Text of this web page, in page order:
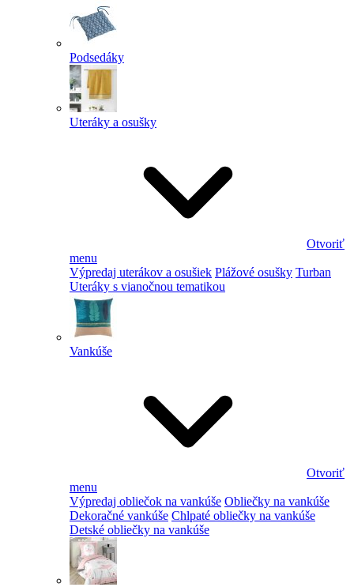
Podsedáky
Uteráky a osušky
Otvoriť
menu
Výpredaj uterákov a osušiek Plážové osušky Turban
Uteráky s vianočnou tematikou
Vankúše
Otvoriť
menu
Výpredaj obliečok na vankúše Obliečky na vankúše
Dekoračné vankúše Chlpaté obliečky na vankúše
Detské obliečky na vankúše